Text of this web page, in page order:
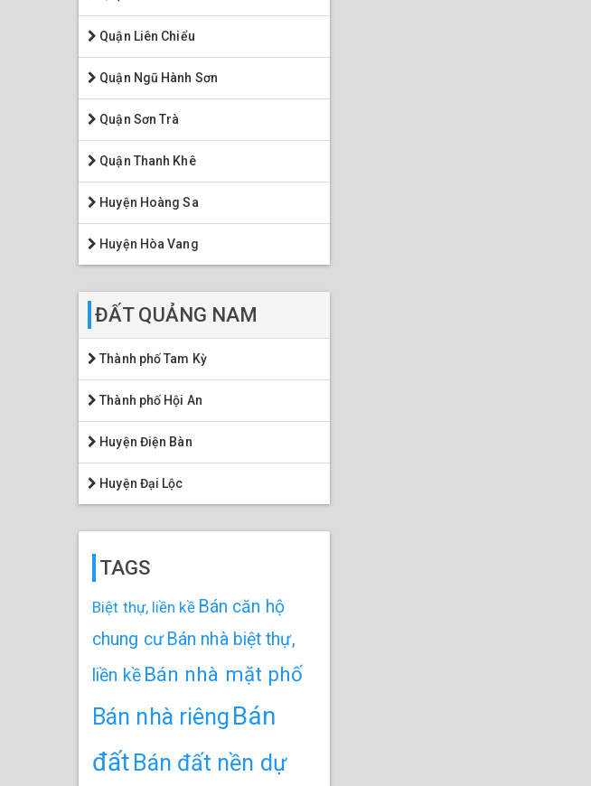
Quận Liên Chiểu
Quận Ngũ Hành Sơn
Quận Sơn Trà
Quận Thanh Khê
Huyện Hoàng Sa
Huyện Hòa Vang
ĐẤT QUẢNG NAM
Thành phố Tam Kỳ
Thành phố Hội An
Huyện Điện Bàn
Huyện Đại Lộc
TAGS
Biệt thự, liền kề Bán căn hộ
chung cư Bán nhà biệt thự,
liền kề Bán nhà mặt phố
Bán nhà riêng Bán
đất Bán đất nền dự